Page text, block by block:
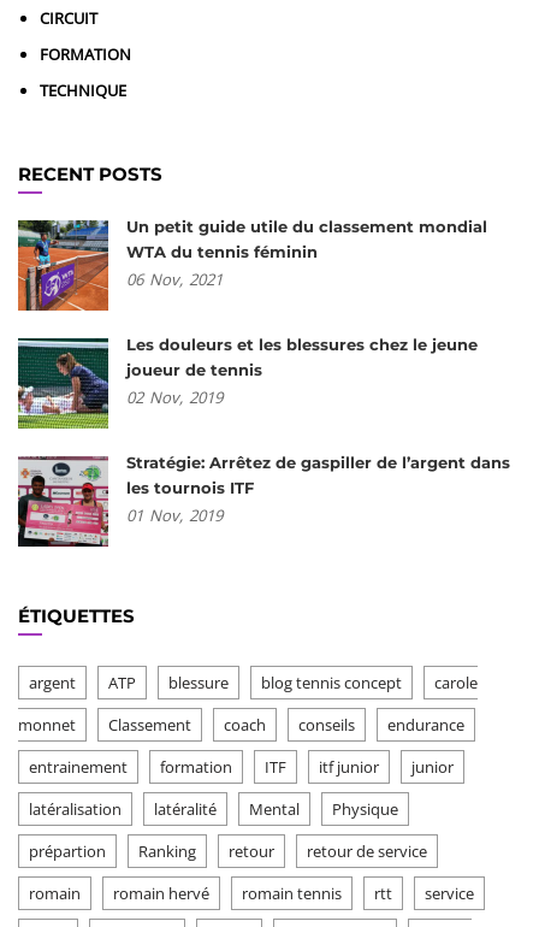
CIRCUIT
FORMATION
TECHNIQUE
RECENT POSTS
Un petit guide utile du classement mondial
WTA du tennis féminin
06 Nov, 2021
Les douleurs et les blessures chez le jeune
joueur de tennis
02 Nov, 2019
Stratégie: Arrêtez de gaspiller de l’argent dans
les tournois ITF
01 Nov, 2019
ÉTIQUETTES
argent ATP blessure blog tennis concept
carole
monnet
Classement coach conseils
endurance
entrainement
formation ITF itf junior
junior
latéralisation
latéralité Mental
Physique
prépartion
Ranking retour
retour de service
romain
romain hervé romain tennis rtt
service